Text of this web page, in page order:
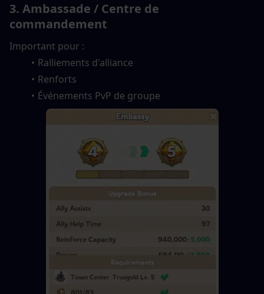
3. Ambassade / Centre de
commandement
Important pour :
Ralliements d'alliance
Renforts
Événements PvP de groupe